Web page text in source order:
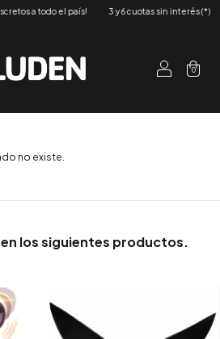
a todo el país! 3 y 6 cuotas sin interés (*)
0
no existe.
los siguientes productos.